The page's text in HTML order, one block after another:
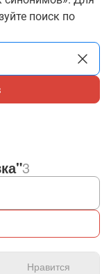
поиск по
3
Нравится